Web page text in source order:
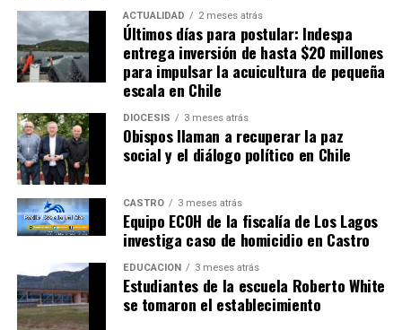
NO TE PIERDAS
Joven profesor de la comuna de Quinchao murió en
accidente de transito
ACTUALIDAD 2 meses atrás
Últimos días para postular: Indespa
entrega inversión de hasta $20 millones
para impulsar la acuicultura de pequeña
escala en Chile
DIÓCESIS 3 meses atrás
Obispos llaman a recuperar la paz
social y el diálogo político en Chile
CASTRO 3 meses atrás
Equipo ECOH de la fiscalía de Los Lagos
investiga caso de homicidio en Castro
EDUCACIÓN 3 meses atrás
Estudiantes de la escuela Roberto White
se tomaron el establecimiento